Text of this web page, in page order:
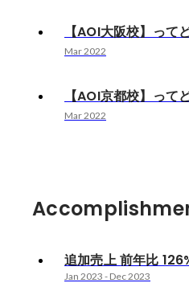
【AOI大阪校】って
Mar 2022
【AOI京都校】って
Mar 2022
追加売上 前年比
Jan 2023 - Dec 2023